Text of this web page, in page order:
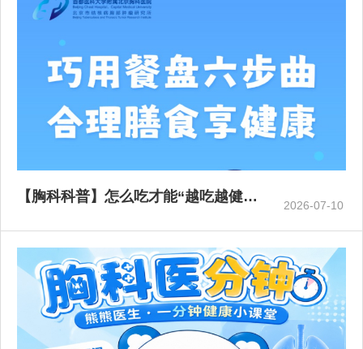
2026-07-10
【胸科科普】怎么吃才能“越吃越健…